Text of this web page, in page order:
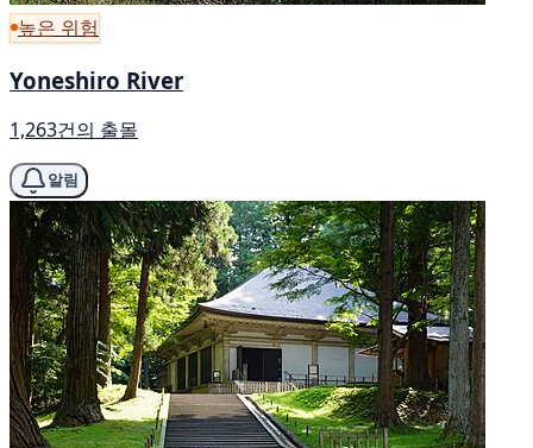
높은 위험
Yoneshiro River
1,263건의 출몰
알림